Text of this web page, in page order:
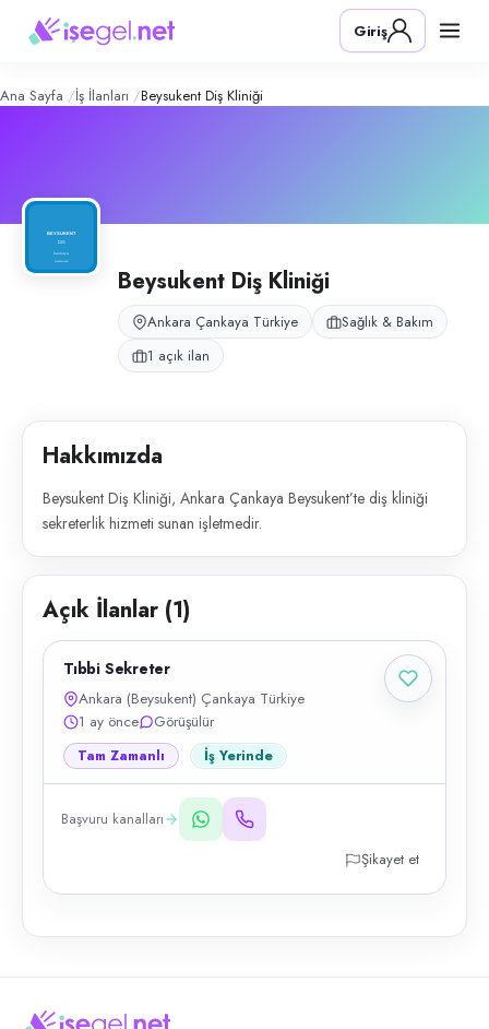
Diş Kliniği – Şirket Profili
Konum:
Beysukent Diş Kliniği, Ankara Çankaya Beysukent’te diş kliniği
Giriş
Ana Sayfa İş İlanları Beysukent Diş Kliniği
Beysukent Diş Kliniği
Ankara Çankaya Türkiye
Sağlık & Bakım
1 açık ilan
Hakkımızda
Beysukent Diş Kliniği, Ankara Çankaya Beysukent’te diş kliniği
sekreterlik hizmeti sunan işletmedir.
Açık İlanlar (1)
Tıbbi Sekreter
Ankara (Beysukent) Çankaya Türkiye
1 ay önce
Görüşülür
Tam Zamanlı İş Yerinde
Başvuru kanalları
Şikayet et